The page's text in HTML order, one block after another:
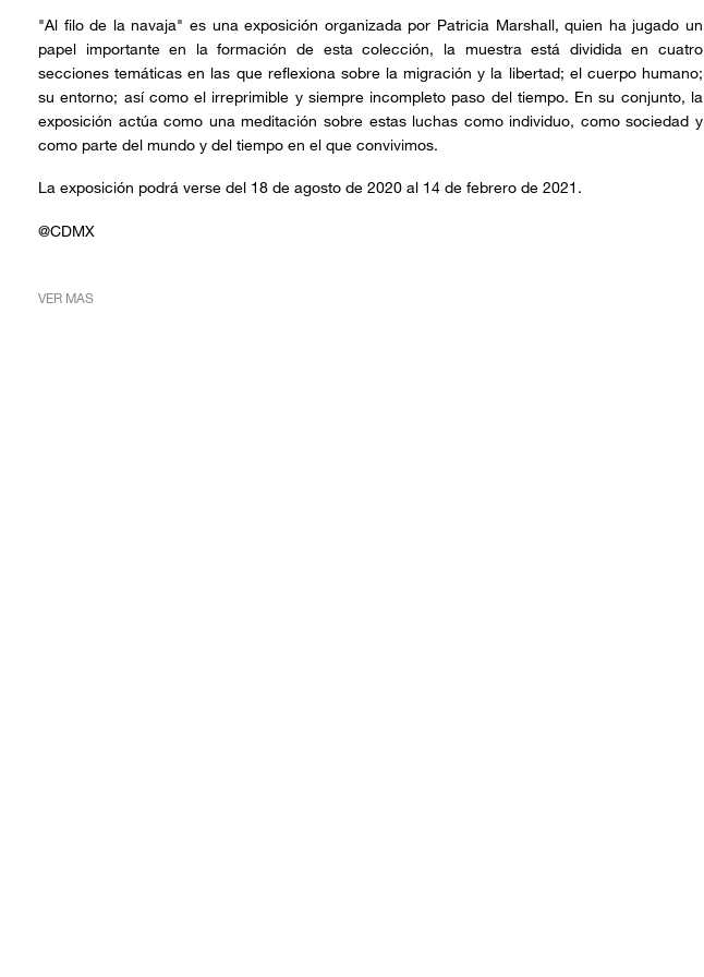
"Al filo de la navaja" es una exposición organizada por Patricia Marshall, quien ha jugado un
papel importante en la formación de esta colección, la muestra está dividida en cuatro
secciones temáticas en las que reflexiona sobre la migración y la libertad; el cuerpo humano;
su entorno; así como el irreprimible y siempre incompleto paso del tiempo. En su conjunto, la
exposición actúa como una meditación sobre estas luchas como individuo, como sociedad y
como parte del mundo y del tiempo en el que convivimos.
La exposición podrá verse del 18 de agosto de 2020 al 14 de febrero de 2021.
@CDMX
VER MAS